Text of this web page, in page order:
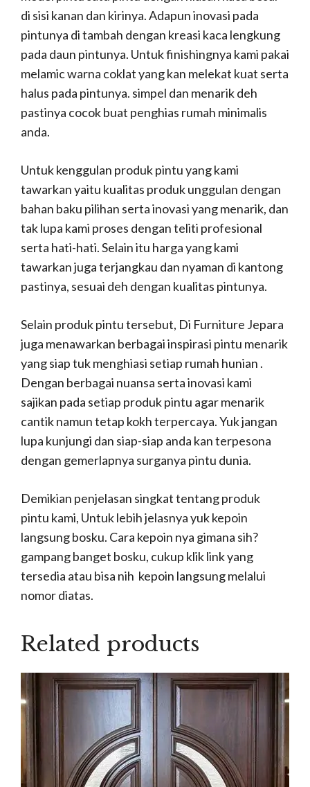
di sisi kanan dan kirinya. Adapun inovasi pada
pintunya di tambah dengan kreasi kaca lengkung
pada daun pintunya. Untuk finishingnya kami pakai
melamic warna coklat yang kan melekat kuat serta
halus pada pintunya. simpel dan menarik deh
pastinya cocok buat penghias rumah minimalis
anda.
Untuk kenggulan produk pintu yang kami
tawarkan yaitu kualitas produk unggulan dengan
bahan baku pilihan serta inovasi yang menarik, dan
tak lupa kami proses dengan teliti profesional
serta hati-hati. Selain itu harga yang kami
tawarkan juga terjangkau dan nyaman di kantong
pastinya, sesuai deh dengan kualitas pintunya.
Selain produk pintu tersebut, Di Furniture Jepara
juga menawarkan berbagai inspirasi pintu menarik
yang siap tuk menghiasi setiap rumah hunian .
Dengan berbagai nuansa serta inovasi kami
sajikan pada setiap produk pintu agar menarik
cantik namun tetap kokh terpercaya. Yuk jangan
lupa kunjungi dan siap-siap anda kan terpesona
dengan gemerlapnya surganya pintu dunia.
Demikian penjelasan singkat tentang produk
pintu kami, Untuk lebih jelasnya yuk kepoin
langsung bosku. Cara kepoin nya gimana sih?
gampang banget bosku, cukup klik link yang
tersedia atau bisa nih kepoin langsung melalui
nomor diatas.
Related products